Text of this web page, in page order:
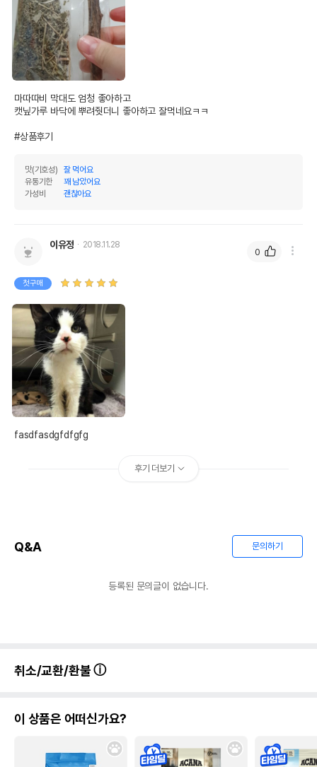
마따따비 막대도 엄청 좋아하고
캣닢가루 바닥에 뿌려줫더니 좋아하고 잘먹네요ㅋㅋ
#상품후기
맛(기호성)
잘 먹어요
유통기한
꽤 남았어요
가성비
괜찮아요
이유정 2018.11.28
첫구매
fasdfasdgfdfgfg
0
후기 더보기
Q&A 문의하기
등록된 문의글이 없습니다.
취소/교환/환불
이 상품은 어떠신가요?